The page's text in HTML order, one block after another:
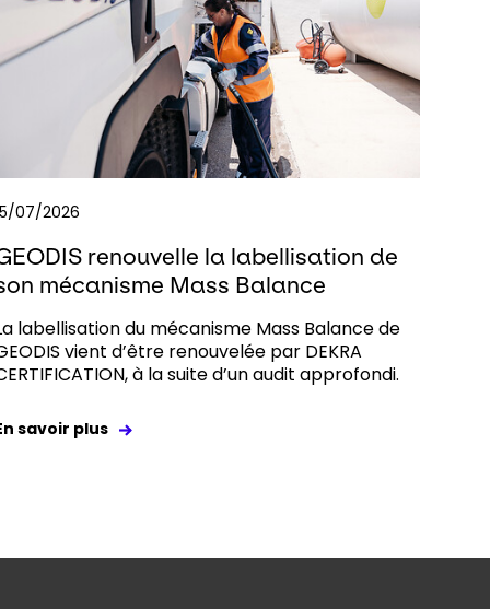
07/2026
renouvelle la labellisation de
mécanisme Mass Balance
labellisation du mécanisme Mass Balance de
vient d’être renouvelée par DEKRA
à la suite d’un audit approfondi.
savoir plus